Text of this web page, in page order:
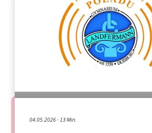
04.05.2026 - 13 Min.